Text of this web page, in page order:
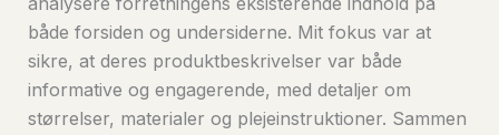
både forsiden og undersiderne. Mit fokus var at
sikre, at deres produktbeskrivelser var både
informative og engagerende, med detaljer om
størrelser, materialer og plejeinstruktioner. Sammen